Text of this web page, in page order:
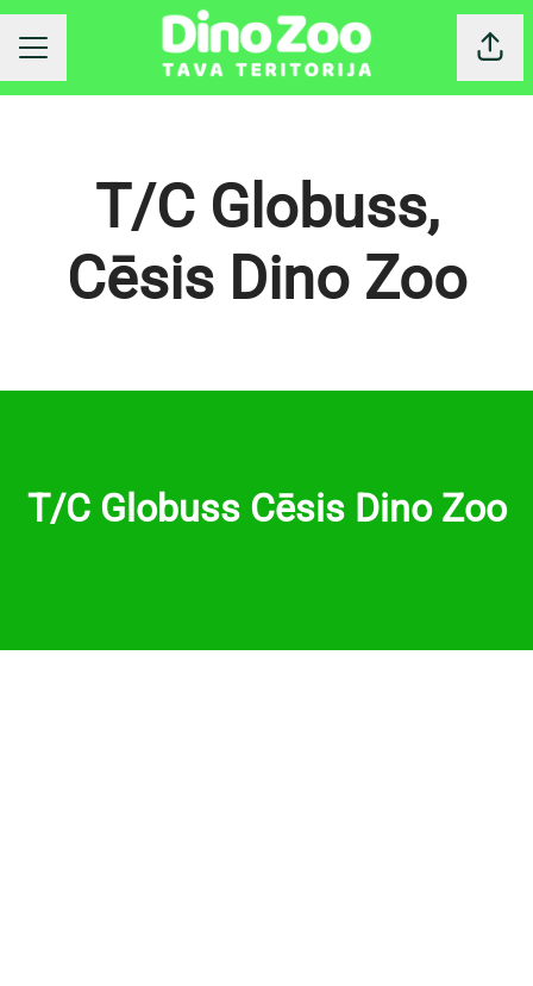
KARJERAS IZVĒLNE
T/C Globuss,
Cēsis Dino Zoo
T/C Globuss Cēsis Dino Zoo